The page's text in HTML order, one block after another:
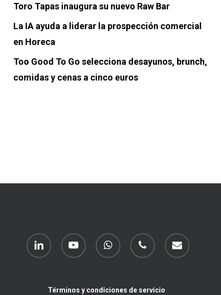
Toro Tapas inaugura su nuevo Raw Bar
La IA ayuda a liderar la prospección comercial
en Horeca
Too Good To Go selecciona desayunos, brunch,
comidas y cenas a cinco euros
linkedin youtube whatsapp phone email
Términos y condiciones de servicio